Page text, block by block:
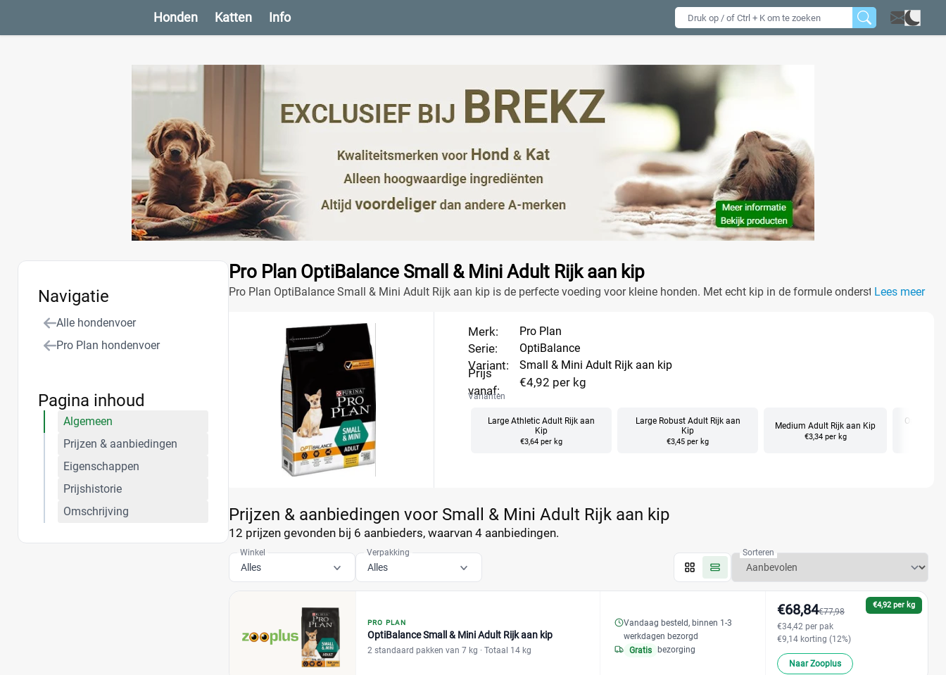
Honden Katten Info
Pro Plan OptiBalance Small & Mini Adult Rijk aan kip
Pro Plan OptiBalance Small & Mini Adult Rijk aan kip is de perfecte voeding voor kleine honden. Met echt kip in de formule ondersteun je hun
Lees meer
Merk:
Serie:
Variant:
Prijs
vanaf:
Pro Plan
OptiBalance
Small & Mini Adult Rijk aan kip
€4,92 per kg
Varianten
Large Athletic Adult Rijk aan
Kip
€3,64 per kg
Large Robust Adult Rijk aan
Kip
€3,45 per kg
Medium Adult Rijk aan Kip
€3,34 per kg
Prijzen & aanbiedingen voor Small & Mini Adult Rijk aan kip
12 prijzen gevonden bij 6 aanbieders, waarvan 4 aanbiedingen.
Winkel
Alles
Verpakking
Alles
Sorteren
PRO PLAN
OptiBalance Small & Mini Adult Rijk aan kip
2 standaard pakken van 7 kg · Totaal 14 kg
Vandaag besteld, binnen 1-3
werkdagen bezorgd
Gratis
bezorging
€4,92 per kg
€68,84€77,98
€34,42 per pak
€9,14 korting (12%)
Naar Zooplus
Navigatie
Alle hondenvoer
Pro Plan hondenvoer
Pagina inhoud
Algemeen
Prijzen & aanbiedingen
Eigenschappen
Prijshistorie
Omschrijving